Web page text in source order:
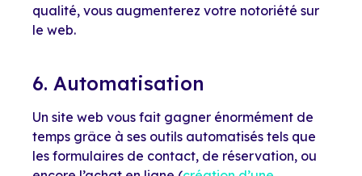
qualité, vous augmenterez votre notoriété sur
le web.
6. Automatisation
Un site web vous fait gagner énormément de
temps grâce à ses outils automatisés tels que
les formulaires de contact, de réservation, ou